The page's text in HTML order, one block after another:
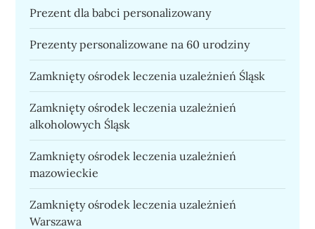
Prezent dla babci personalizowany
Prezenty personalizowane na 60 urodziny
Zamknięty ośrodek leczenia uzależnień Śląsk
Zamknięty ośrodek leczenia uzależnień
alkoholowych Śląsk
Zamknięty ośrodek leczenia uzależnień
mazowieckie
Zamknięty ośrodek leczenia uzależnień
Warszawa